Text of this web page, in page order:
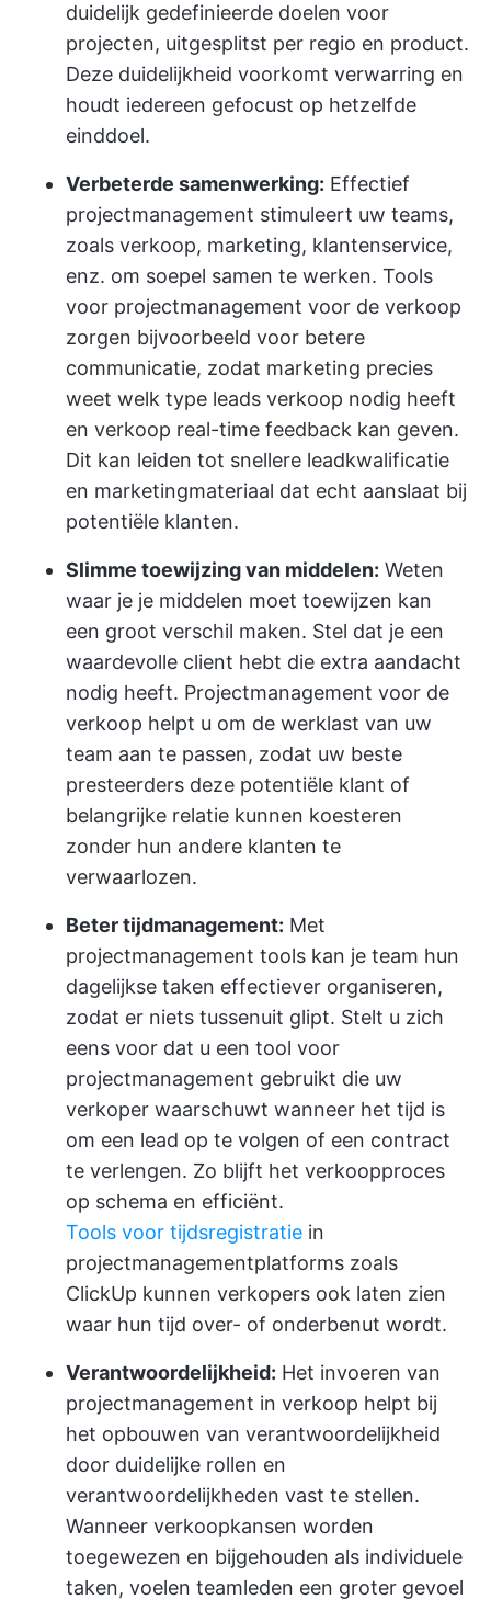
duidelijk gedefinieerde doelen voor
projecten, uitgesplitst per regio en product.
Deze duidelijkheid voorkomt verwarring en
houdt iedereen gefocust op hetzelfde
einddoel.
Verbeterde samenwerking: Effectief
projectmanagement stimuleert uw teams,
zoals verkoop, marketing, klantenservice,
enz. om soepel samen te werken. Tools
voor projectmanagement voor de verkoop
zorgen bijvoorbeeld voor betere
communicatie, zodat marketing precies
weet welk type leads verkoop nodig heeft
en verkoop real-time feedback kan geven.
Dit kan leiden tot snellere leadkwalificatie
en marketingmateriaal dat echt aanslaat bij
potentiële klanten.
Slimme toewijzing van middelen: Weten
waar je je middelen moet toewijzen kan
een groot verschil maken. Stel dat je een
waardevolle client hebt die extra aandacht
nodig heeft. Projectmanagement voor de
verkoop helpt u om de werklast van uw
team aan te passen, zodat uw beste
presteerders deze potentiële klant of
belangrijke relatie kunnen koesteren
zonder hun andere klanten te
verwaarlozen.
Beter tijdmanagement: Met
projectmanagement tools kan je team hun
dagelijkse taken effectiever organiseren,
zodat er niets tussenuit glipt. Stelt u zich
eens voor dat u een tool voor
projectmanagement gebruikt die uw
verkoper waarschuwt wanneer het tijd is
om een lead op te volgen of een contract
te verlengen. Zo blijft het verkoopproces
op schema en efficiënt.
Tools voor tijdsregistratie in
projectmanagementplatforms zoals
ClickUp kunnen verkopers ook laten zien
waar hun tijd over- of onderbenut wordt.
Verantwoordelijkheid: Het invoeren van
projectmanagement in verkoop helpt bij
het opbouwen van verantwoordelijkheid
door duidelijke rollen en
verantwoordelijkheden vast te stellen.
Wanneer verkoopkansen worden
toegewezen en bijgehouden als individuele
taken, voelen teamleden een groter gevoel